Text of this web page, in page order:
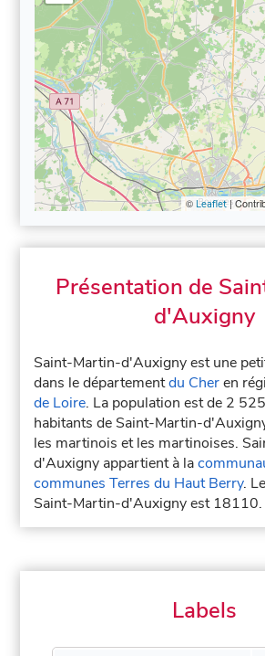
© Leaflet|
Présentation de
d'Auxigny
Saint-Martin-d'Auxigny est une
dans le départementdu Cheren
de Loire. La population est de 2
habitants de Saint-Martin-
les martinois et les martinoises.
d'Auxigny appartient à la
communes Terres du Haut Berry.
Saint-Martin-d'Auxigny est 18110.
Labels